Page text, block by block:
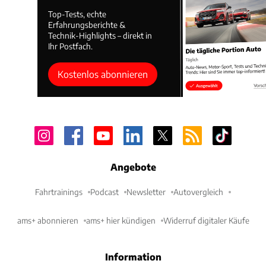
Top-Tests, echte
Erfahrungsberichte &
Technik-Highlights – direkt in
Ihr Postfach.
Kostenlos abonnieren
Angebote
Fahrtrainings Podcast Newsletter Autovergleich
ams+ abonnieren ams+ hier kündigen Widerruf digitaler Käufe
Information